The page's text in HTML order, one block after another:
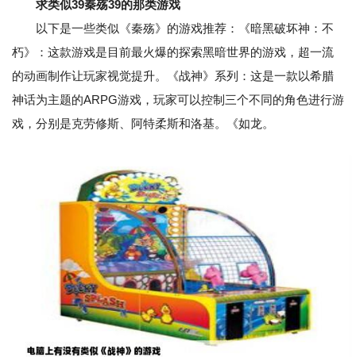
求类似39秦殇39的那类游戏
以下是一些类似《秦殇》的游戏推荐：《暗黑破坏神：不
朽》：这款游戏是目前最火爆的探索黑暗世界的游戏，超一流
的动画制作让玩家视觉提升。《战神》系列：这是一款以希腊
神话为主题的ARPG游戏，玩家可以控制三个不同的角色进行游
戏，分别是克劳修斯、阿特柔斯和洛基。《如龙。